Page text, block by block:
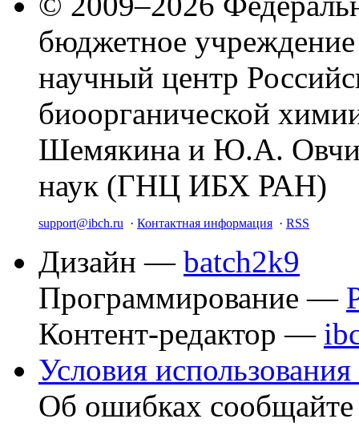
бюджетное
научный центр
биоорганической
Шемякина и Ю.А.
наук (ГНЦ ИБХ РАН)
support@ibch.ru · Контактная информация · RSS
Дизайн — batch2k9
Программирование —
Контент-редактор —
Условия использования
Об ошибках